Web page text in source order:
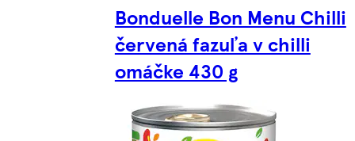
Bonduelle Bon Menu Chilli
červená fazuľa v chilli
omáčke 430 g